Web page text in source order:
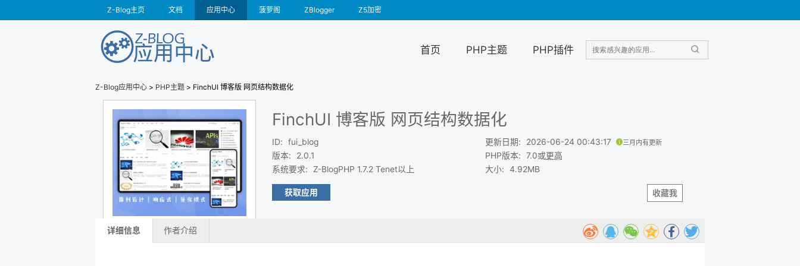
Z-Blog主页 文档 应用中心 菠萝阁 ZBlogger Z5加密
首页 PHP主题 PHP插件
Z-Blog应用中心 > PHP主题 > FinchUI 博客版 网页结构数据化
FinchUI 博客版 网页结构数据化
ID:
fui_blog
版本:
2.0.1
系统要求: Z-BlogPHP 1.7.2 Tenet以上
更新日期: 2026-06-24 00:43:17 三月内有更新
PHP版本: 7.0或更高
大小: 4.92MB
收藏我
获取应用
详细信息 作者介绍